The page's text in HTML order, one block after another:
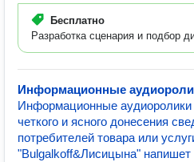
Бесплатно
Разработка сценария и подбор
Информационные
Информационные аудиоролики
четкого и ясного донесения
потребителей товара или
"Bulgalkoff&Лисицына" напишет